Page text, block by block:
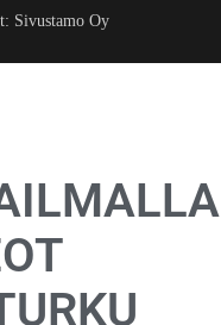
Sivustamo Oy